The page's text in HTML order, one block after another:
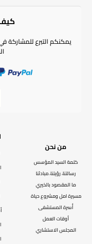
من نحن
كلمة السيد المؤسس
رسالتنا، رؤيتنا، مبادئنا
ما المقصود بالخيري
مسيرة امل ومشروع حياة
أُسرة المستشفى
أوقات العمل
المجلس الاستشاري
يمكنكم التبرع للمشاركة